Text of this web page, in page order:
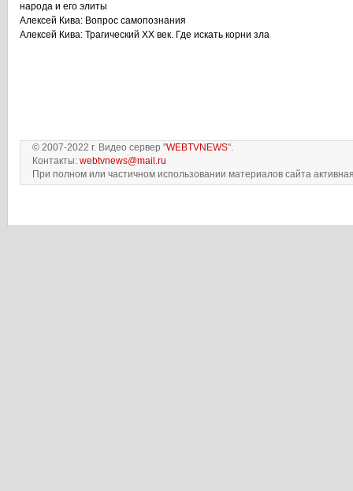
народа и его элиты
Алексей Кива: Вопрос самопознания
Алексей Кива: Трагический XX век. Где искать корни зла
© 2007-2022 г. Видео сервер "WEBTVNEWS".
Контакты: webtvnews@mail.ru
При полном или частичном использовании материалов сайта